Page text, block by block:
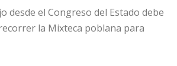
desde el Congreso del Estado debe
la Mixteca poblana para